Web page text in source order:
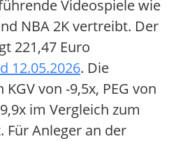
Videospiele wie
NBA 2K vertreibt. Der
221,47 Euro
12.05.2026. Die
von -9,5x, PEG von
im Vergleich zum
Anleger an der